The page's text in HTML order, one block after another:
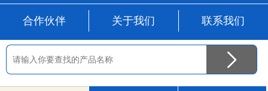
合作伙伴 关于我们 联系我们